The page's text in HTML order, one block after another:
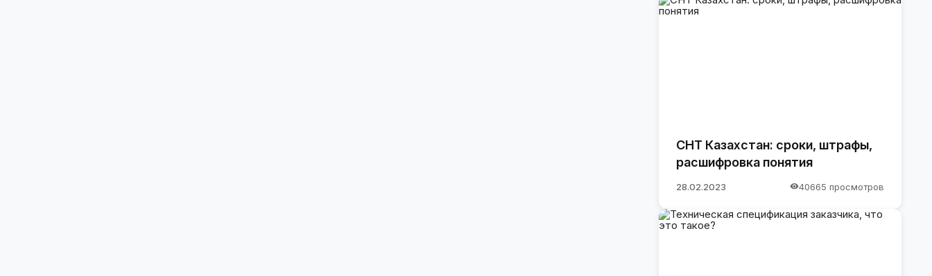
СНТ Казахстан: сроки, штрафы,
расшифровка понятия
28.02.2023 40665 просмотров